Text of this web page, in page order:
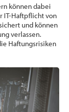
können dabei
IT-Haftpflicht von
und können
verlassen.
Haftungsrisiken